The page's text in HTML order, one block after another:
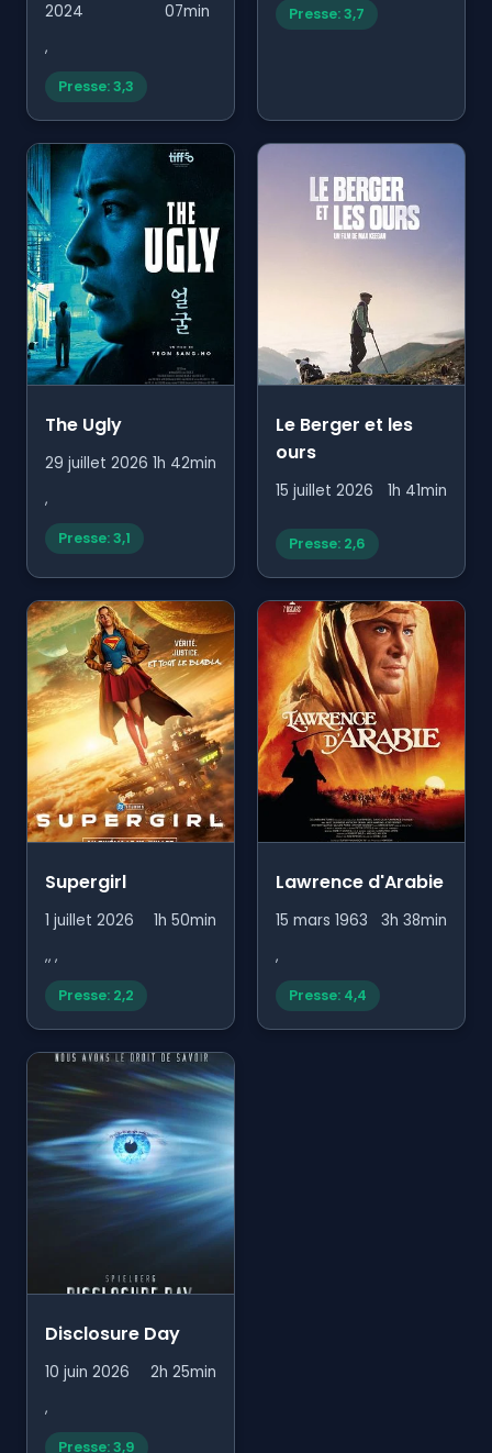
2024
07min
,
Presse: 3,3
Presse: 3,7
The Ugly
29 juillet 2026 1h 42min
,
Presse: 3,1
Le Berger et les
ours
15 juillet 2026 1h 41min
Presse: 2,6
Supergirl
1 juillet 2026 1h 50min
,, ,
Presse: 2,2
Lawrence d'Arabie
15 mars 1963 3h 38min
,
Presse: 4,4
Disclosure Day
10 juin 2026 2h 25min
,
Presse: 3,9